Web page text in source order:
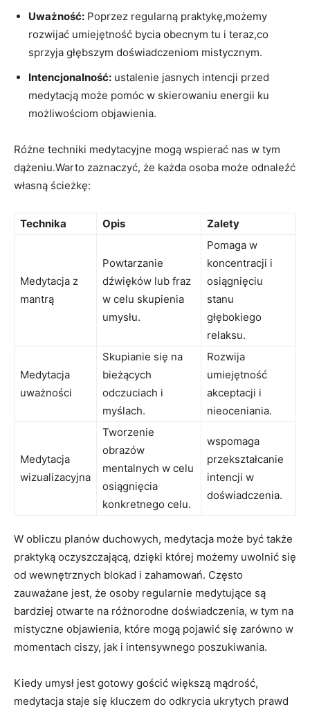
Uważność: Poprzez regularną praktykę,możemy
rozwijać umiejętność bycia obecnym tu i teraz,co
sprzyja głębszym doświadczeniom mistycznym.
Intencjonalność: ustalenie jasnych intencji przed
medytacją może pomóc w skierowaniu energii ku
możliwościom objawienia.
Różne techniki medytacyjne mogą wspierać nas w tym
dążeniu.Warto zaznaczyć, że każda osoba może odnaleźć
własną ścieżkę:
Technika Opis Zalety
Medytacja z
mantrą
Powtarzanie
dźwięków lub fraz
w celu skupienia
umysłu.
Pomaga w
koncentracji i
osiągnięciu
stanu
głębokiego
relaksu.
Medytacja
uważności
Skupianie się na
bieżących
odczuciach i
myślach.
Rozwija
umiejętność
akceptacji i
nieoceniania.
Medytacja
wizualizacyjna
Tworzenie
obrazów
mentalnych w celu
osiągnięcia
konkretnego celu.
wspomaga
przekształcanie
intencji w
doświadczenia.
W obliczu planów duchowych, medytacja może być także
praktyką oczyszczającą, dzięki której możemy uwolnić się
od wewnętrznych blokad i zahamowań. Często
zauważane jest, że osoby regularnie medytujące są
bardziej otwarte na różnorodne doświadczenia, w tym na
mistyczne objawienia, które mogą pojawić się zarówno w
momentach ciszy, jak i intensywnego poszukiwania.
Kiedy umysł jest gotowy gościć większą mądrość,
medytacja staje się kluczem do odkrycia ukrytych prawd